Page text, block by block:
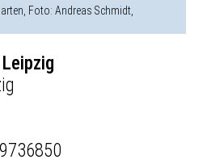
Foto: Andreas Schmidt,